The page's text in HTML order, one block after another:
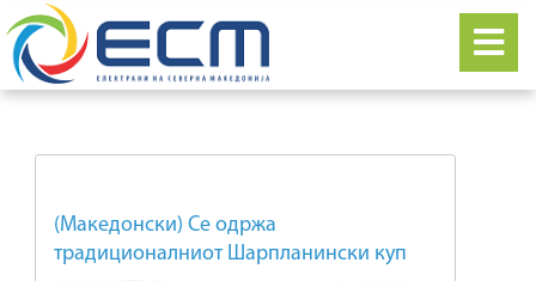
(Македонски) Се одржа
традиционалниот Шарпланински куп